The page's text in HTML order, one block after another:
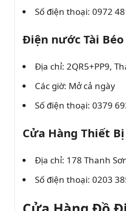
Số điện thoại: 0972
Điện nước Tài Béo
Địa chỉ: 2QR5+PP9,
Các giờ: Mở cả ngày
Số điện thoại: 0379
Cửa Hàng Thiết
Địa chỉ: 178 Thanh
Số điện thoại: 0203